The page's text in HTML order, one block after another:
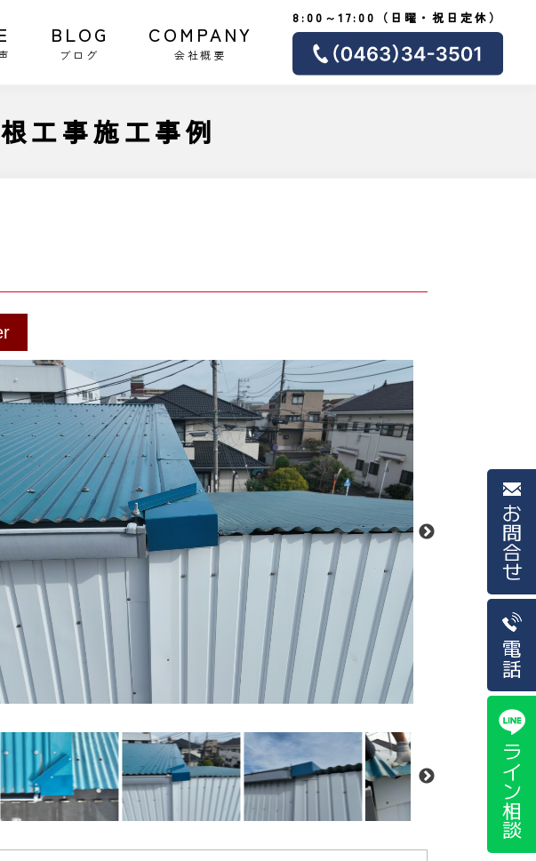
お問合せ
電話
ライン相談
BLOG
ブログ
COMPANY
会社概要
8:00～17:00（日曜・祝日定休）
工事施工事例